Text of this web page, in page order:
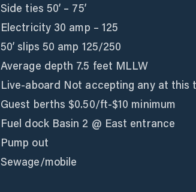
Side ties 50’ – 75’
Electricity 30 amp – 125
50’ slips 50 amp 125/250
Average depth 7.5 feet MLLW
Live-aboard Not accepting any at this
Guest berths $0.50/ft-$10 minimum
Fuel dock Basin 2 @ East entrance
Pump out
Sewage/mobile